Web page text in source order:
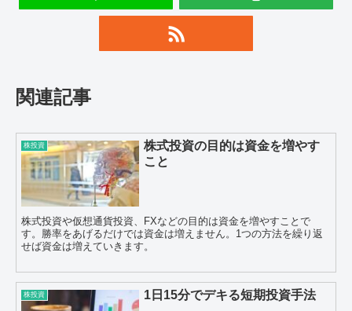
関連記事
株投資
株式投資の目的は資金を増やす
こと
株式投資や仮想通貨投資、FXなどの目的は資金を増やすことで
す。勝率をあげるだけでは資金は増えません。1つの方法を繰り返
せば資金は増えていきます。
株投資 1日15分でデキる短期投資手法